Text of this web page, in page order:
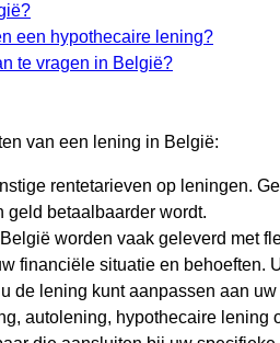
een hypothecaire lening?
te vragen in België?
van een lening in België:
rentetarieven op leningen.
geld betaalbaarder wordt.
worden vaak geleverd met
financiële situatie en behoeften.
de lening kunt aanpassen aan uw
autolening, hypothecaire lening